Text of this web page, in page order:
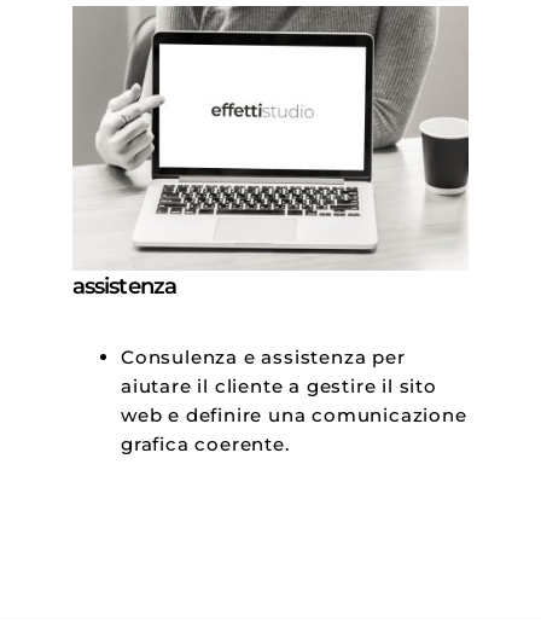
assistenza
Consulenza e assistenza per
aiutare il cliente a gestire il sito
web e definire una comunicazione
grafica coerente.